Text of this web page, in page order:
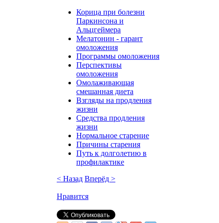
Корица при болезни
Паркинсона и
Альцгеймера
Мелатонин - гарант
омоложения
Программы омоложения
Перспективы
омоложения
Омолаживающая
смешанная диета
Взгляды на продления
жизни
Средства продления
жизни
Нормальное старение
Причины старения
Путь к долголетию в
профилактике
< Назад Вперёд >
Нравится